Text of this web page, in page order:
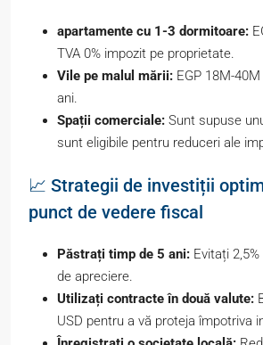
apartamente cu 1-3 dormitoare:
TVA 0% impozit pe proprietate.
Vile pe malul mării: EGP 18M-
ani.
Spații comerciale: Sunt supuse
sunt eligibile pentru reduceri ale
📈 Strategii de investiții
punct de vedere fiscal
Păstrați timp de 5 ani: Evitați
de apreciere.
Utilizați contracte în două valute:
USD pentru a vă proteja împotriva